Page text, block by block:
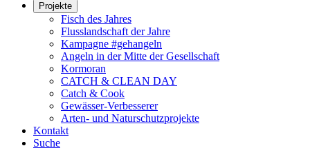
Projekte
Fisch des Jahres
Flusslandschaft der Jahre
Kampagne #gehangeln
Angeln in der Mitte der Gesellschaft
Kormoran
CATCH & CLEAN DAY
Catch & Cook
Gewässer-Verbesserer
Arten- und Naturschutzprojekte
Kontakt
Suche